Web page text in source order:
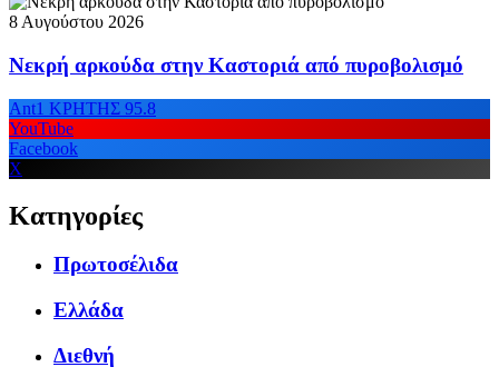
8 Αυγούστου 2026
Νεκρή αρκούδα στην Καστοριά από πυροβολισμό
Ant1 ΚΡΗΤΗΣ 95.8
YouTube
Facebook
X
Κατηγορίες
Πρωτοσέλιδα
Ελλάδα
Διεθνή